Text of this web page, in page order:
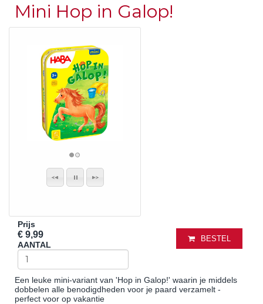
Mini Hop in Galop!
Prijs
€ 9,99
AANTAL
BESTEL
Een leuke mini-variant van 'Hop in Galop!' waarin je middels
dobbelen alle benodigdheden voor je paard verzamelt -
perfect voor op vakantie